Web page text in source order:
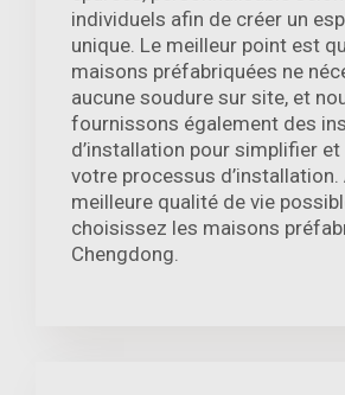
individuels afin de créer un
unique. Le meilleur point est
maisons préfabriquées ne
aucune soudure sur site, et
fournissons également des
d’installation pour simplifier
votre processus
meilleure qualité de vie
choisissez les maisons
Chengdong.